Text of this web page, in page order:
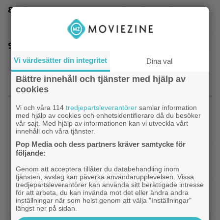
”The Dark Knight” på plats 3
Prime Video just nu
Quiz|Filmquiz: 25 år av klassiker – vad minns du
om filmåret 2001?
Netflix|Netflix har lagt ned David Finchers
amerikanska ”Squid Game”-spinoff
Kommande filmer|När kommer ”Michael 2”?
Lionsgate-chefen har ett svar
Vi värdesätter din integritet Dina val
Bättre innehåll och tjänster med hjälp av
cookies
Vi och våra 114tredjepartsleverantörer samlar information
med hjälp av cookies och enhetsidentifierare då du besöker
vår sajt. Med hjälp av informationen kan vi utveckla vårt
innehåll och våra tjänster.
Pop Media och dess partners kräver samtycke för
följande:
Genom att acceptera tillåter du databehandling inom
tjänsten, avslag kan påverka användarupplevelsen. Vissa
tredjepartsleverantörer kan använda sitt berättigade intresse
för att arbeta, du kan invända mot det eller ändra andra
inställningar när som helst genom att välja "Inställningar"
längst ner på sidan.